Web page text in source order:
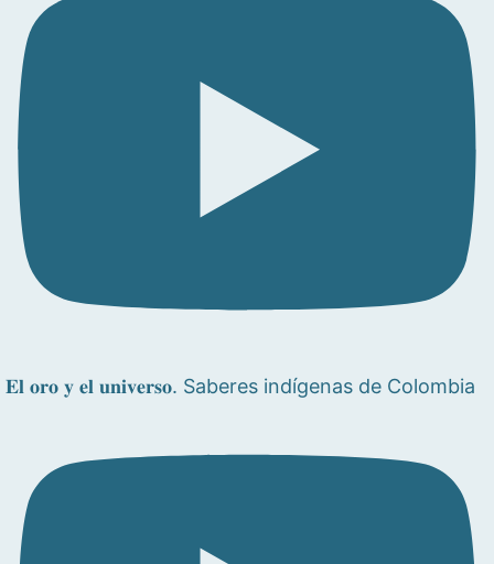
𝐄𝐥 𝐨𝐫𝐨 𝐲 𝐞𝐥 𝐮𝐧𝐢𝐯𝐞𝐫𝐬𝐨. Saberes indígenas de Colombia